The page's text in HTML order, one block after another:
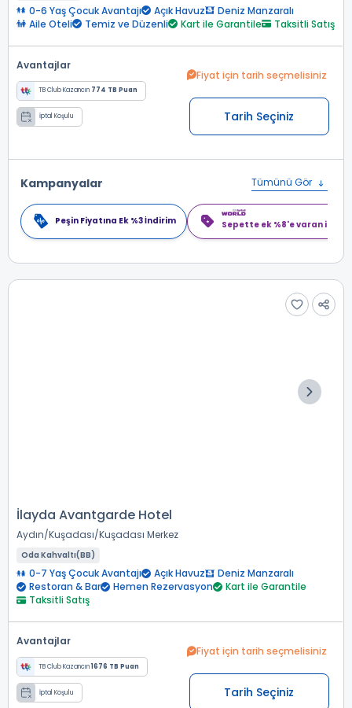
0-6 Yaş Çocuk Avantajı Açık Havuz
Deniz Manzaralı
Aile Oteli
Temiz ve Düzenli Kart ile Garantile Taksitli Satış
Avantajlar
TB Club Kazancın 774 TB Puan
İptal Koşulu
Fiyat için tarih seçmelisiniz
Tarih Seçiniz
Kampanyalar Tümünü Gör
Peşin Fiyatına Ek %3 İndirim Sepette ek %8'e varan
İlayda Avantgarde Hotel
Aydın Kuşadası Kuşadası Merkez
Oda Kahvaltı(BB)
0-7 Yaş Çocuk Avantajı Açık Havuz
Deniz Manzaralı
Restoran & Bar
Hemen Rezervasyon
Kart ile Garantile
Taksitli Satış
Avantajlar
TB Club Kazancın1676 TB Puan
İptal Koşulu
Fiyat için tarih seçmelisiniz
Tarih Seçiniz